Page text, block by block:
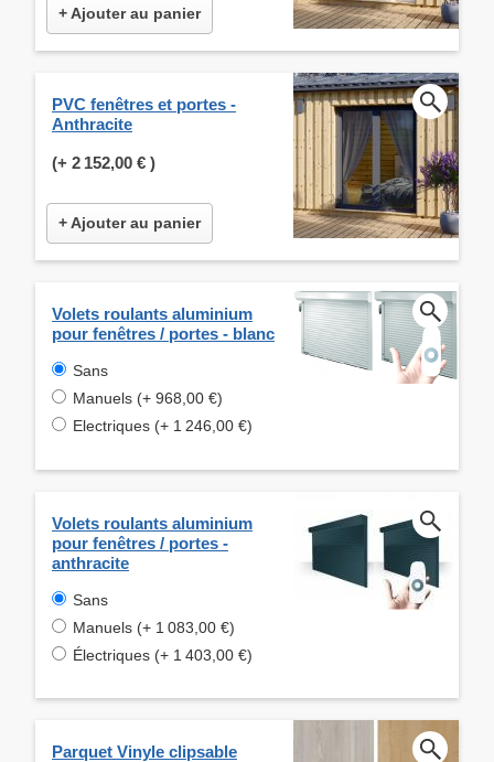
+ Ajouter au panier
PVC fenêtres et portes -
Anthracite
(+ 2 152,00 € )
+ Ajouter au panier
Volets roulants aluminium
pour fenêtres / portes - blanc
Sans
Manuels (+ 968,00 €)
Electriques (+ 1 246,00 €)
Volets roulants aluminium
pour fenêtres / portes -
anthracite
Sans
Manuels (+ 1 083,00 €)
Électriques (+ 1 403,00 €)
Parquet Vinyle clipsable